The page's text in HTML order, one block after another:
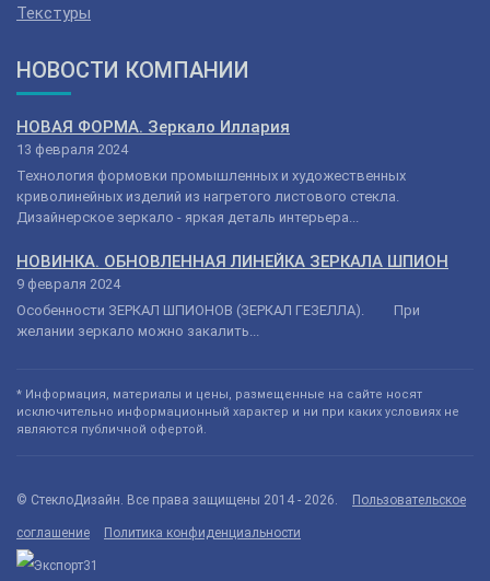
Текстуры
НОВОСТИ КОМПАНИИ
НОВАЯ ФОРМА. Зеркало Иллария
13 февраля 2024
Технология формовки промышленных и художественных
криволинейных изделий из нагретого листового стекла.
Дизайнерское зеркало - яркая деталь интерьера...
НОВИНКА. ОБНОВЛЕННАЯ ЛИНЕЙКА ЗЕРКАЛА ШПИОН
9 февраля 2024
Особенности ЗЕРКАЛ ШПИОНОВ (ЗЕРКАЛ ГЕЗЕЛЛА). При
желании зеркало можно закалить...
* Информация, материалы и цены, размещенные на сайте носят
исключительно информационный характер и ни при каких условиях не
являются публичной офертой.
© СтеклоДизайн. Все права защищены 2014 - 2026. Пользовательское
соглашение Политика конфиденциальности